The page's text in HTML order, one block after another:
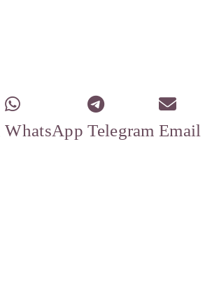
WhatsApp Telegram Email